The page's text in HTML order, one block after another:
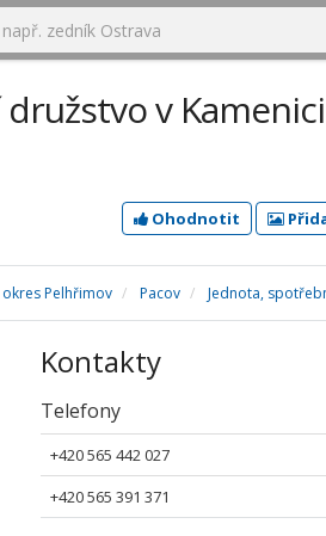
v
Ohodnotit
okres Pelhřimov Pacov Jednota,
Kontakty
Telefony
+420 565 442 027
+420 565 391 371